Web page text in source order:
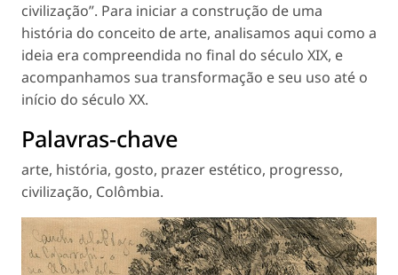
civilização”. Para iniciar a construção de uma
história do conceito de arte, analisamos aqui como a
ideia era compreendida no final do século XIX, e
acompanhamos sua transformação e seu uso até o
início do século XX.
Palavras-chave
arte, história, gosto, prazer estético, progresso,
civilização, Colômbia.